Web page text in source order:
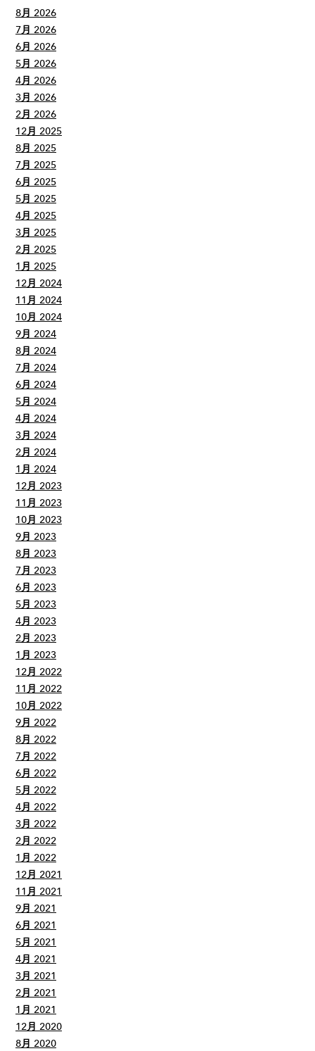
8月 2026
7月 2026
6月 2026
5月 2026
4月 2026
3月 2026
2月 2026
12月 2025
8月 2025
7月 2025
6月 2025
5月 2025
4月 2025
3月 2025
2月 2025
1月 2025
12月 2024
11月 2024
10月 2024
9月 2024
8月 2024
7月 2024
6月 2024
5月 2024
4月 2024
3月 2024
2月 2024
1月 2024
12月 2023
11月 2023
10月 2023
9月 2023
8月 2023
7月 2023
6月 2023
5月 2023
4月 2023
2月 2023
1月 2023
12月 2022
11月 2022
10月 2022
9月 2022
8月 2022
7月 2022
6月 2022
5月 2022
4月 2022
3月 2022
2月 2022
1月 2022
12月 2021
11月 2021
9月 2021
6月 2021
5月 2021
4月 2021
3月 2021
2月 2021
1月 2021
12月 2020
8月 2020